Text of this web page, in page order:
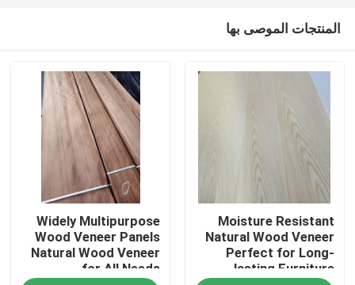
المنتجات الموصى بها
Moisture Resistant
Natural Wood Veneer
Perfect for Long-
lasting Furniture
Widely Multipurpose
Wood Veneer Panels
Natural Wood Veneer
for All Needs